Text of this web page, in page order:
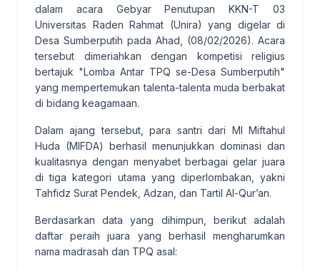
dalam acara Gebyar Penutupan KKN-T 03
Universitas Raden Rahmat (Unira) yang digelar di
Desa Sumberputih pada Ahad, (08/02/2026). Acara
tersebut dimeriahkan dengan kompetisi religius
bertajuk "Lomba Antar TPQ se-Desa Sumberputih"
yang mempertemukan talenta-talenta muda berbakat
di bidang keagamaan.
Dalam ajang tersebut, para santri dari MI Miftahul
Huda (MIFDA) berhasil menunjukkan dominasi dan
kualitasnya dengan menyabet berbagai gelar juara
di tiga kategori utama yang diperlombakan, yakni
Tahfidz Surat Pendek, Adzan, dan Tartil Al-Qur’an.
Berdasarkan data yang dihimpun, berikut adalah
daftar peraih juara yang berhasil mengharumkan
nama madrasah dan TPQ asal: